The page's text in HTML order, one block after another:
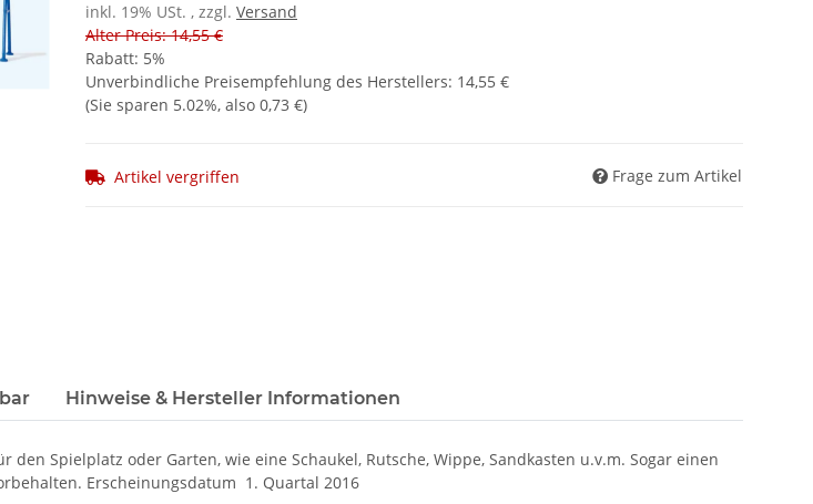
inkl. 19% USt. , zzgl. Versand
Alter Preis: 14,55 €
Rabatt: 5%
Unverbindliche Preisempfehlung des Herstellers: 14,55 €
(Sie sparen 5.02%, also 0,73 €)
Artikel vergriffen Frage zum Artikel
Hinweise & Hersteller Informationen
den Spielplatz oder Garten, wie eine Schaukel, Rutsche, Wippe, Sandkasten u.v.m. Sogar einen
Erscheinungsdatum 1. Quartal 2016